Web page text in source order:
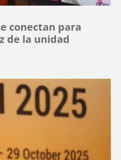
conectan para
de la unidad